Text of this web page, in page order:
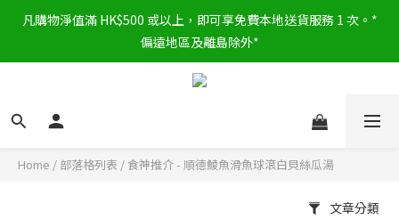
凡購物淨值滿 HK$500 或以上，即可享免費本地送貨服務 1 次。*
偏遠地區及離島除外*
Home / 部落格列表 / 食神推介 - 順德鯪魚滑魚球滾白貝絲瓜湯
文章分類